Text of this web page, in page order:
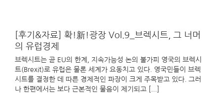
[후기&자료] 확!新!광장 Vol.9_브렉시트, 그 너머
의 유럽경제
브렉시트는 곧 EU의 한계, 지속가능성 논의 불가피 영국의 브렉시
트(Brexit)로 유럽은 물론 세계가 요동치고 있다. 영국민들이 브렉
시트를 결정한 데 따른 경제적인 파장이 크게 주목받고 있다. 그러
나 한편에서는 보다 근본적인 물음이 제기되고 [...]